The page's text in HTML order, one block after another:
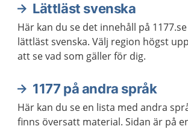
Lättläst svenska
Här kan du se det innehåll på
lättläst svenska. Välj region högst
att se vad som gäller för dig.
1177 på andra språk
Här kan du se en lista med andra
finns översatt material. Sidan är på